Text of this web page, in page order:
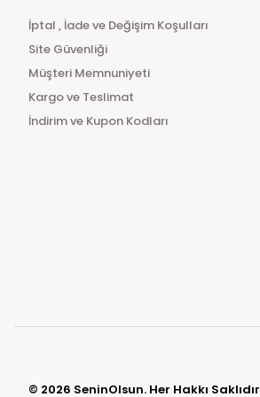
İptal , İade ve Değişim Koşulları
Site Güvenliği
Müşteri Memnuniyeti
Kargo ve Teslimat
İndirim ve Kupon Kodları
© 2026 SeninOlsun. Her Hakkı Saklıdır